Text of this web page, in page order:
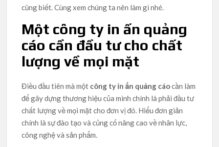
cũng biết. Cùng xem chúng ta nên làm gì nhé.
Một công ty in ấn quảng
cáo cần đầu tư cho chất
lượng về mọi mặt
Điều đầu tiên mà một công ty in ấn quảng cáocần làm
để gây dựng thương hiệu của mình chính là phải đầu tư
chất lượng về mọi mặt cho đơn vị đó. Hiểu đơn giản
chính là sự đào tạo và củng cố nâng cao về nhân lực,
công nghệ và sản phẩm.